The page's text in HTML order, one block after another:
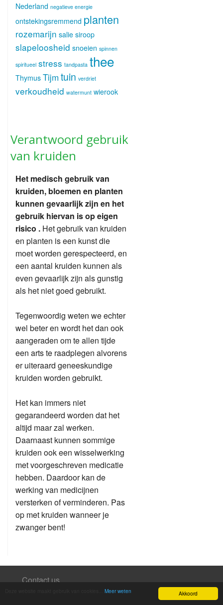
Akkoord
Meer weten
Nederland negatieve energie
ontstekingsremmend planten
rozemarijn salie siroop
slapeloosheid snoeien spinnen
spiritueel stress tandpasta thee
Thymus Tijm tuin verdriet
verkoudheid watermunt wierook
Verantwoord gebruik
van kruiden
Het medisch gebruik van
kruiden, bloemen en planten
kunnen gevaarlijk zijn en het
gebruik hiervan is op eigen
risico . Het gebruik van kruiden
en planten is een kunst die
moet worden gerespecteerd, en
een aantal kruiden kunnen als
even gevaarlijk zijn als gunstig
als het niet goed gebruikt.
Tegenwoordig weten we echter
wel beter en wordt het dan ook
aangeraden om te allen tijde
een arts te raadplegen alvorens
er uiteraard geneeskundige
kruiden worden gebruikt.
Het kan immers niet
gegarandeerd worden dat het
altijd maar zal werken.
Daarnaast kunnen sommige
kruiden ook een wisselwerking
met voorgeschreven medicatie
hebben. Daardoor kan de
werking van medicijnen
versterken of verminderen. Pas
op met kruiden wanneer je
zwanger bent!
Contact us